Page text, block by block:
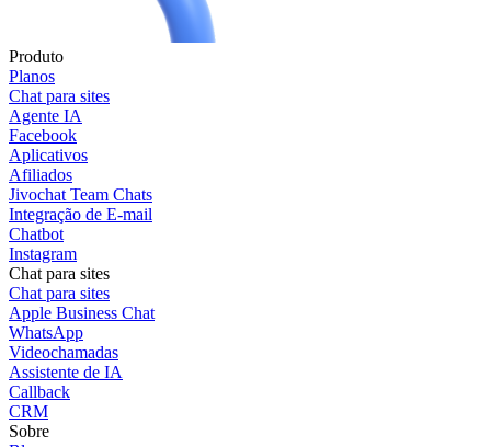
Produto
Planos
Chat para sites
Agente IA
Facebook
Aplicativos
Afiliados
Jivochat Team Chats
Integração de E-mail
Chatbot
Instagram
Chat para sites
Chat para sites
Apple Business Chat
WhatsApp
Videochamadas
Assistente de IA
Callback
CRM
Sobre